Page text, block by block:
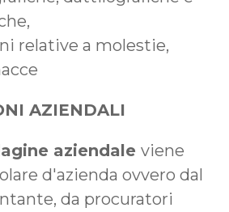
relative a molestie,
AZIENDALI
aziendale viene
d'azienda ovvero dal
da procuratori